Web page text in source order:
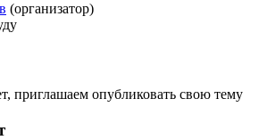
(организатор)
приглашаем опубликовать свою тему